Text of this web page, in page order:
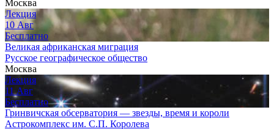
Москва
Лекция
10 Авг
Бесплатно
Великая африканская миграция
Русское географическое общество
Москва
Лекция
11 Авг
Бесплатно
Гринвичская обсерватория — звезды, время и короли
Астрокомплекс им. С.П. Королева